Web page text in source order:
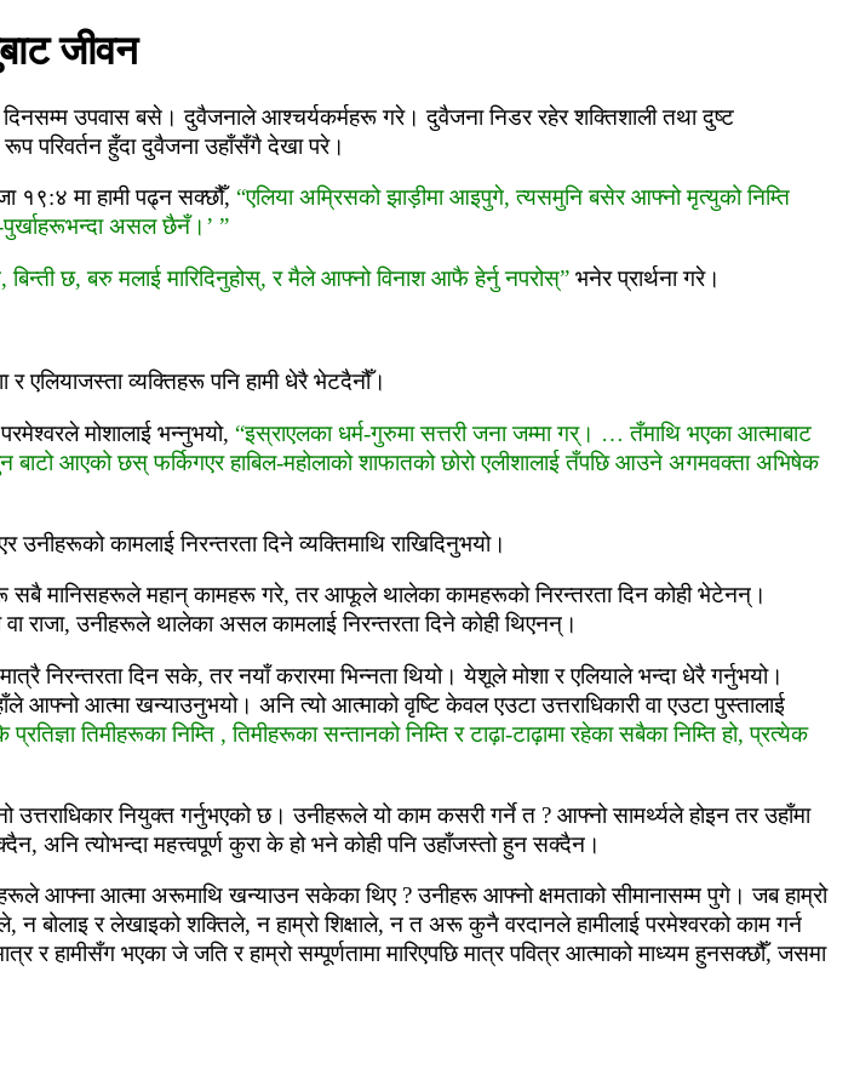
जीवन
उपवास बसे। दुवैजनाले आश्‍चर्यकर्महरू गरे। दुवैजना निडर रहेर शक्तिशाली तथा दुष्‍ट
परिवर्तन हुँदा दुवैजना उहाँसँगै देखा परे।
१९:४ मा हामी पढ्न सक्‍छौँ, “एलिया अम्रिसको झाड़ीमा आइपुगे, त्‍यसमुनि बसेर आफ्‍नो मृत्‍युको निम्‍ति
पुर्खाहरूभन्‍दा असल छैनँ।’ ”
छ, बरु मलाई मारिदिनुहोस्, र मैले आफ्‍नो विनाश आफै हेर्नु नपरोस्” भनेर प्रार्थना गरे।
र एलियाजस्‍ता व्‍यक्तिहरू पनि हामी धेरै भेटदैनौँ।
मोशालाई भन्नुभयो, “इस्राएलका धर्म-गुरुमा सत्तरी जना जम्‍मा गर्। … तँमाथि भएका आत्‍माबाट
बाटो आएको छस् फर्किगएर हाबिल-महोलाको शाफातको छोरो एलीशालाई तँपछि आउने अगमवक्ता अभिषेक
कामलाई निरन्‍तरता दिने व्‍यक्तिमाथि राखिदिनुभयो।
मानिसहरूले महान् कामहरू गरे, तर आफूले थालेका कामहरूको निरन्‍तरता दिन कोही भेटेनन्।
राजा, उनीहरूले थालेका असल कामलाई निरन्‍तरता दिने कोही थिएनन्।
निरन्‍तरता दिन सके, तर नयाँ करारमा भिन्‍नता थियो। येशूले मोशा र एलियाले भन्‍दा धेरै गर्नुभयो।
आफ्‍नो आत्‍मा खन्‍याउनुभयो। अनि त्‍यो आत्‍माको वृष्‍टि केवल एउटा उत्तराधिकारी वा एउटा पुस्‍तालाई
तिमीहरूका निम्‍ति , तिमीहरूका सन्‍तानको निम्‍ति र टाढ़ा-टाढ़ामा रहेका सबैका निम्‍ति हो, प्रत्‍येक
नियुक्त गर्नुभएको छ। उनीहरूले यो काम कसरी गर्ने त ? आफ्‍नो सामर्थ्‍यले होइन तर उहाँमा
अनि त्‍योभन्‍दा महत्त्‍वपूर्ण कुरा के हो भने कोही पनि उहाँजस्‍तो हुन सक्‍दैन।
आफ्‍ना आत्‍मा अरूमाथि खन्‍याउन सकेका थिए ? उनीहरू आफ्‍नो क्षमताको सीमानासम्‍म पुगे। जब हाम्रो
बोलाइ र लेखाइको शक्तिले, न हाम्रो शिक्षाले, न त अरू कुनै वरदानले हामीलाई परमेश्‍वरको काम गर्न
र हामीसँग भएका जे जति र हाम्रो सम्‍पूर्णतामा मारिएपछि मात्र पवित्र आत्‍माको माध्‍यम हुनसक्‍छौँ, जसमा